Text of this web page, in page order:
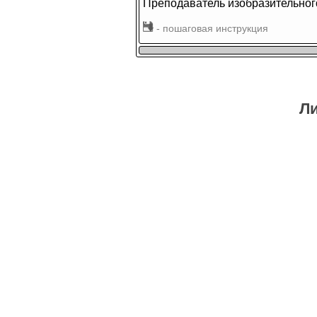
Преподаватель
- пошаговая инструкция